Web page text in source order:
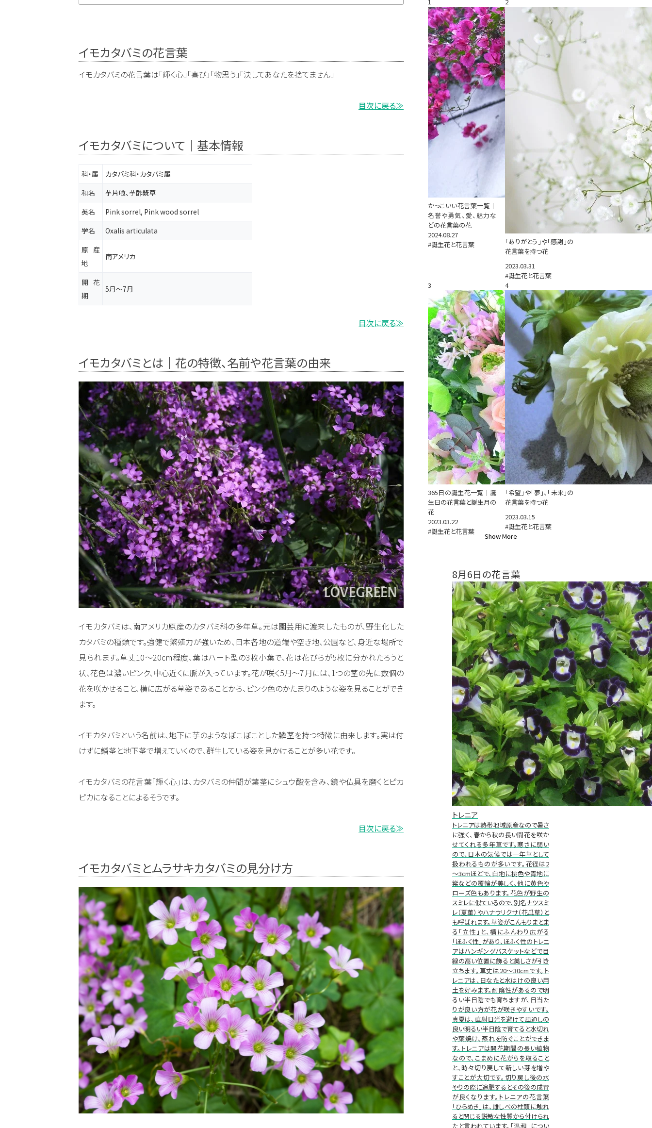
イモカタバミの花言葉
イモカタバミの花言葉は「輝く心」「喜び」「物思う」「決してあなたを捨てません」
目次に戻る≫
イモカタバミについて｜基本情報
科・属
カタバミ科・カタバミ属
和名
芋片喰、芋酢漿草
英名
Pink sorrel, Pink wood sorrel
学名
Oxalis articulata
原産
地
南アメリカ
開花
期
5月～7月
目次に戻る≫
イモカタバミとは｜花の特徴、名前や花言葉の由来
イモカタバミは、南アメリカ原産のカタバミ科の多年草。元は園芸用に渡来したものが、野生化した
カタバミの種類です。強健で繁殖力が強いため、日本各地の道端や空き地、公園など、身近な場所で
見られます。草丈10～20cm程度、葉はハート型の3枚小葉で、花は花びらが5枚に分かれたろうと
状、花色は濃いピンク、中心近くに脈が入っています。花が咲く5月～7月には、1つの茎の先に数個の
花を咲かせること、横に広がる草姿であることから、ピンク色のかたまりのような姿を見ることができ
ます。
イモカタバミという名前は、地下に芋のようなぼこぼことした鱗茎を持つ特徴に由来します。実は付
けずに鱗茎と地下茎で増えていくので、群生している姿を見かけることが多い花です。
イモカタバミの花言葉「輝く心」は、カタバミの仲間が葉茎にシュウ酸を含み、鏡や仏具を磨くとピカ
ピカになることによるそうです。
目次に戻る≫
イモカタバミとムラサキカタバミの見分け方
かっこいい花言葉一覧｜
名誉や勇気、愛、魅力な
どの花言葉の花
2024.08.27
#誕生花と花言葉
「ありがとう」や「感謝」の
花言葉を持つ花
2023.03.31
#誕生花と花言葉
3
365日の誕生花一覧｜誕
生日の花言葉と誕生月の
花
2023.03.22
#誕生花と花言葉
4
「希望」や「夢」、「未来」の
花言葉を持つ花
2023.03.15
#誕生花と花言葉
Show More
8月6日の花言葉
トレニア
トレニアは熱帯地域原産なので暑さ
に強く、春から秋の長い間花を咲か
せてくれる多年草です。寒さに弱い
ので、日本の気候では一年草として
扱われるものが多いです。花径は2
～3cmほどで、白地に桃色や青地に
紫などの覆輪が美しく、他に黄色や
ローズ色もあります。花色が野生の
スミレに似ているので、別名ナツスミ
レ（夏菫）やハナウリクサ（花瓜草）と
も呼ばれます。草姿がこんもりまとま
る「立性」と、横にふんわり広がる
「ほふく性」があり、ほふく性のトレニ
アはハンギングバスケットなどで目
線の高い位置に飾ると美しさが引き
立ちます。草丈は20～30cmです。ト
レニアは、日なたと水はけの良い用
土を好みます。耐陰性があるので明
るい半日陰でも育ちますが、日当た
りが良い方が花が咲きやすいです。
真夏は、直射日光を避けて風通しの
良い明るい半日陰で育てると水切れ
や葉焼け、蒸れを防ぐことができま
す。トレニアは開花期間の長い植物
なので、こまめに花がらを取ること
と、時々切り戻して新しい芽を増や
すことが大切です。切り戻し後の水
やりの際に追肥するとその後の成育
が良くなります。トレニアの花言葉
「ひらめき」は、雌しべの柱頭に触れ
ると閉じる鋭敏な性質から付けられ
たと言われています。「温和」につい